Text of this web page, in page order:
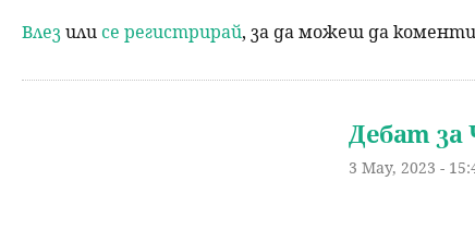
Влезили се регистрирай, за да можеш да
Дебат за
3 May, 2023 -